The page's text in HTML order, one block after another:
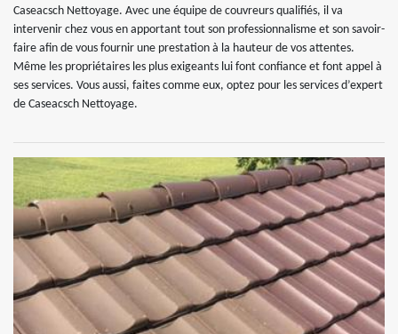
Caseacsch Nettoyage. Avec une équipe de couvreurs qualifiés, il va
intervenir chez vous en apportant tout son professionnalisme et son savoir-
faire afin de vous fournir une prestation à la hauteur de vos attentes.
Même les propriétaires les plus exigeants lui font confiance et font appel à
ses services. Vous aussi, faites comme eux, optez pour les services d’expert
de Caseacsch Nettoyage.